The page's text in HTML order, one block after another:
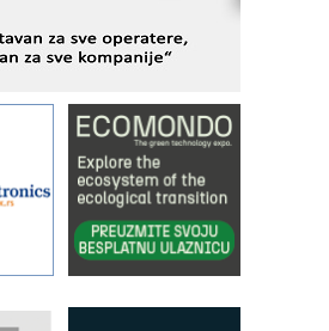
u proizvodnji prototipova
industrijske i logističke
– 35 godina preciznosti u
pametnim dozirnim
za ispitivanje